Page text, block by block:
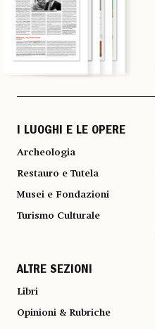
I LUOGHI E LE OPERE
Archeologia
Restauro e Tutela
Musei e Fondazioni
Turismo Culturale
ALTRE SEZIONI
Libri
Opinioni & Rubriche